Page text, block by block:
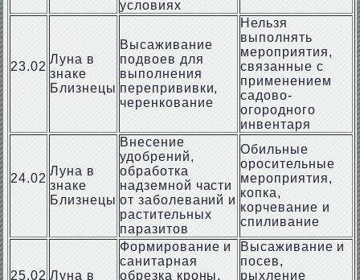
условиях
23.02
Луна в
знаке
Близнецы
Высаживание
подвоев для
выполнения
перепрививки,
черенкование
Нельзя
выполнять
мероприятия,
связанные с
применением
садово-
огородного
инвентаря
24.02
Луна в
знаке
Близнецы
Внесение
удобрений,
обработка
надземной части
от заболеваний и
растительных
паразитов
Обильные
оросительные
мероприятия,
копка,
корчевание и
спиливание
25.02 Луна в
Формирование и
санитарная
обрезка кроны,
Высаживание и
посев,
рыхление